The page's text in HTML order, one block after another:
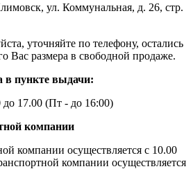
ул. Коммунальная, д. 26, стр.
уточняйте по телефону, остались
Вас размера в свободной продаже.
в пункте выдачи:
17.00 (Пт - до 16:00)
компании
компании осуществляется с 10.00
компании осуществляется